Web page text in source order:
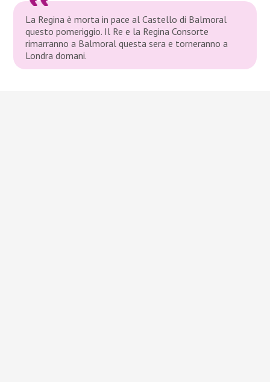
La Regina è morta in pace al Castello di Balmoral
questo pomeriggio. Il Re e la Regina Consorte
rimarranno a Balmoral questa sera e torneranno a
Londra domani.